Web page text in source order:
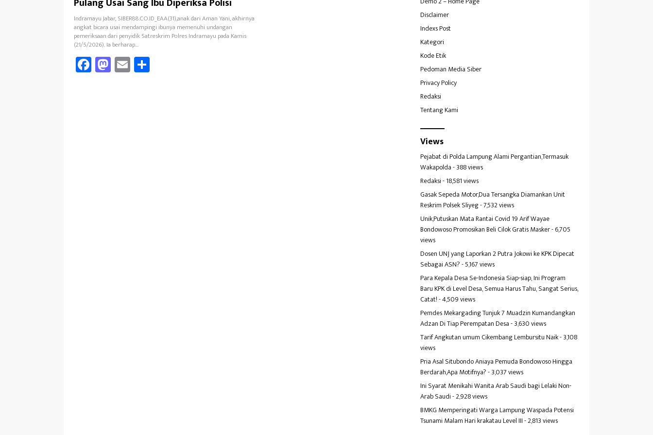
Indramayu Jabar, SIBER88.CO.ID_EAA(31),anak dari Aman Yani, akhirnya
angkat bicara usai mendampingi ibunya memenuhi undangan
pemeriksaan dari penyidik Satreskrim Polres Indramayu pada Kamis
(21/5/2026). Ia berharap…
Fa
ce
M
as
E
m
Disclaimer
Indexs Post
Kategori
Kode Etik
Pedoman Media Siber
Privacy Policy
Redaksi
Tentang Kami
Views
Pejabat di Polda Lampung Alami Pergantian,Termasuk
Wakapolda- 388 views
Redaksi- 18,581 views
Gasak Sepeda Motor,Dua Tersangka Diamankan Unit
Reskrim Polsek Sliyeg- 7,532 views
Unik,Putuskan Mata Rantai Covid 19 Arif Wayae
Bondowoso Promosikan Beli Cilok Gratis Masker- 6,705
views
Dosen UNJ yang Laporkan 2 Putra Jokowi ke KPK Dipecat
Sebagai ASN?- 5,167 views
Para Kepala Desa Se-Indonesia Siap-siap, Ini Program
Baru KPK di Level Desa, Semua Harus Tahu, Sangat Serius,
Catat!- 4,509 views
Pemdes Mekargading Tunjuk 7 Muadzin Kumandangkan
Adzan Di Tiap Perempatan Desa- 3,630 views
Tarif Angkutan umum Cikembang Lembursitu Naik- 3,108
views
Pria Asal Situbondo Aniaya Pemuda Bondowoso Hingga
Berdarah,Apa Motifnya?- 3,037 views
Ini Syarat Menikahi Wanita Arab Saudi bagi Lelaki Non-
Arab Saudi- 2,928 views
BMKG Memperingati Warga Lampung Waspada Potensi
Tsunami Malam Hari krakatau Level III- 2,813 views